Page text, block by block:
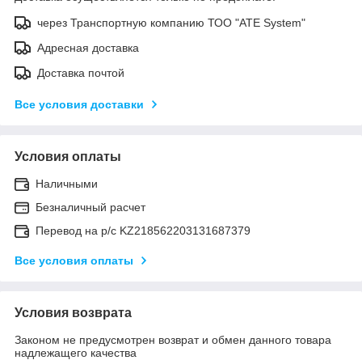
через Транспортную компанию ТОО "ATE System"
Адресная доставка
Доставка почтой
Все условия доставки
Условия оплаты
Наличными
Безналичный расчет
Перевод на р/с KZ218562203131687379
Все условия оплаты
Условия возврата
Законом не предусмотрен возврат и обмен данного товара
надлежащего качества